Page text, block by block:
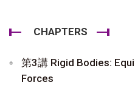
CHAPTERS
第3講 Rigid Bodies:
Forces